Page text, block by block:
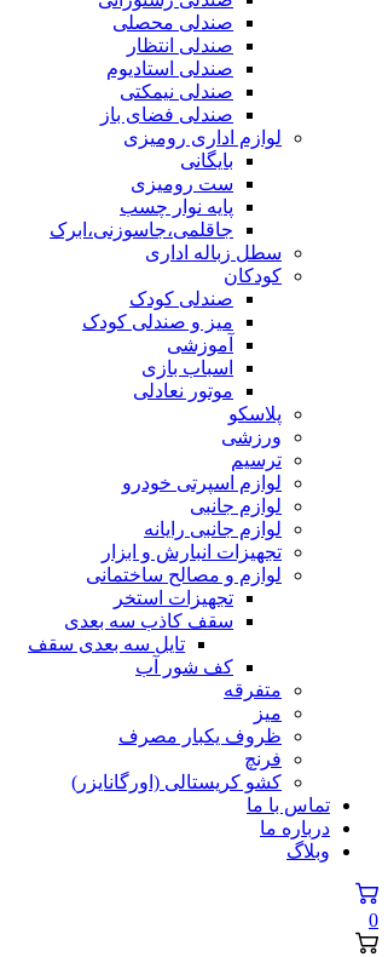
صندلی محصلی
صندلی انتظار
صندلی استادیوم
صندلی نیمکتی
صندلی فضای باز
لوازم اداری رومیزی
بایگانی
ست رومیزی
پایه نوار چسب
جاقلمی،جاسوزنی،ابرک
سطل زباله اداری
کودکان
صندلی کودک
میز و صندلی کودک
آموزشی
اسباب بازی
موتور نعادلی
پلاسکو
ورزشی
ترسیم
لوازم اسپرتی خودرو
لوازم جانبی
لوازم جانبی رایانه
تجهیزات انبارش و ابزار
لوازم و مصالح ساختمانی
تجهیزات استخر
سقف کاذب سه بعدی
تایل سه بعدی سقف
کف شور آب
متفرقه
میز
ظروف یکبار مصرف
فرنچ
کشو کریستالی (اورگانایزر)
تماس با ما
درباره ما
وبلاگ
0